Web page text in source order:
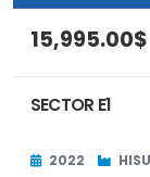
15,995.00$
SECTOR E1
2022